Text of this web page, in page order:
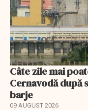
Câte zile mai
Cernavodă după
barje
09 AUGUST 2026